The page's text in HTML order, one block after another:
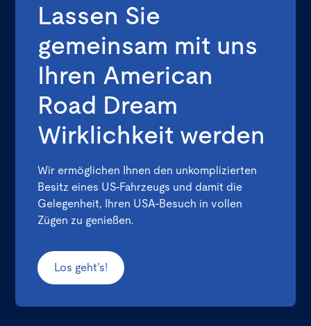
Lassen Sie
gemeinsam mit uns
Ihren American
Road Dream
Wirklichkeit werden
Wir ermöglichen Ihnen den unkomplizierten
Besitz eines US-Fahrzeugs und damit die
Gelegenheit, Ihren USA-Besuch in vollen
Zügen zu genießen.
Los geht’s!